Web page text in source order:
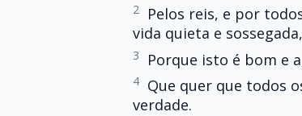
2
Pelos reis, e por
vida quieta e
3 Porque isto é bom e
4 Que quer que todos
verdade.